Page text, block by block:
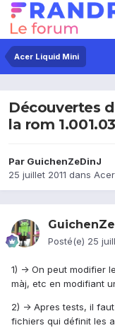
Acer Liquid Mini
Découvertes
la rom
Par GuichenZeDinJ
25 juillet 2011 dans
Posté(e) 25
1) -> On peut modifier
màj, etc en modifiant
2) -> Apres tests, il
fichiers qui définit les